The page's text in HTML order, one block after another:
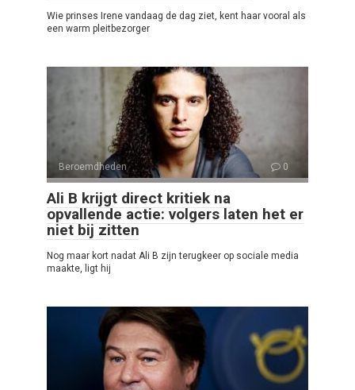
Wie prinses Irene vandaag de dag ziet, kent haar vooral als
een warm pleitbezorger
Beroemdheden 0
Ali B krijgt direct kritiek na
opvallende actie: volgers laten het er
niet bij zitten
Nog maar kort nadat Ali B zijn terugkeer op sociale media
maakte, ligt hij